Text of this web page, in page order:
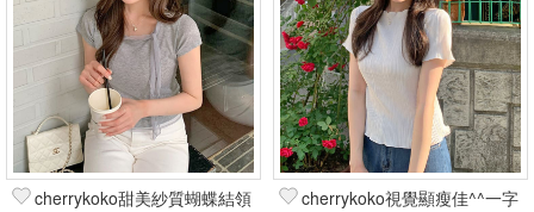
cherrykoko甜美紗質蝴蝶結領
cherrykoko視覺顯瘦佳^^一字